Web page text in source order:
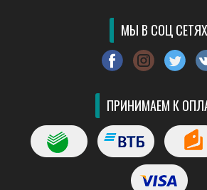
МЫ В СОЦ
ПРИНИМАЕМ К